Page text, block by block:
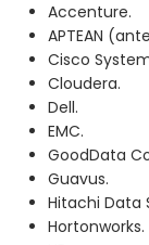
Accenture.
APTEAN
Cisco
Cloudera.
Dell.
EMC.
GoodData
Guavus.
Hitachi Data
Hortonworks.